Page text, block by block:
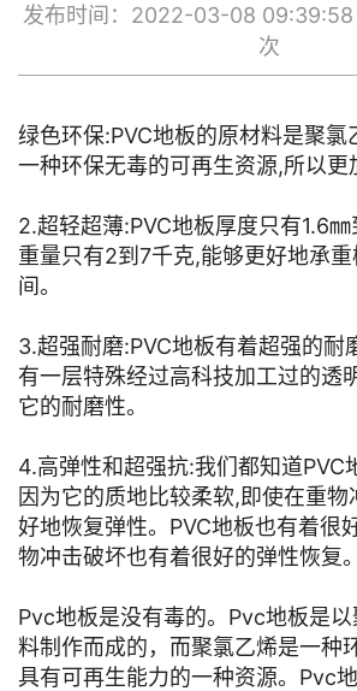
发布时间：2022-03-08 09:39:58
次
绿色环保:PVC地板的原材料是聚氯
一种环保无毒的可再生资源,所以更
2.超轻超薄:PVC地板厚度只有1.6
重量只有2到7千克,能够更好地承
间。
3.超强耐磨:PVC地板有着超强的耐
有一层特殊经过高科技加工过的透
它的耐磨性。
4.高弹性和超强抗:我们都知道PVC
因为它的质地比较柔软,即使在重物
好地恢复弹性。PVC地板也有着很
物冲击破坏也有着很好的弹性恢复。
Pvc地板是没有毒的。Pvc地板是
料制作而成的，而聚氯乙烯是一种
具有可再生能力的一种资源。Pvc